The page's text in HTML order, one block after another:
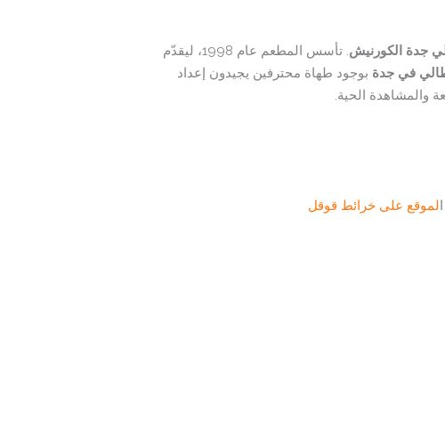
جدة الكورنيش
. تأسس المطعم عام 1998، ليقدّم
بوجود طهاة محترفين يجيدون إعداد
والمشاهدة الحية.
لموقع على خرائط قوقل